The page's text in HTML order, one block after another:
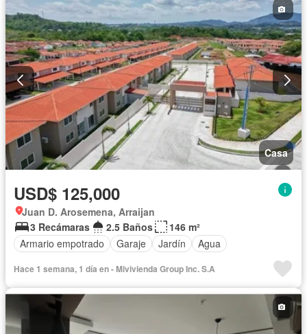
Casa
USD$ 125,000
Juan D. Arosemena, Arraijan
3 Recámaras
2.5 Baños
146 m²
Armario empotrado
Garaje Jardín Agua
Hace 1 semana, 1 día en - Mivivienda Group Inc. S.A